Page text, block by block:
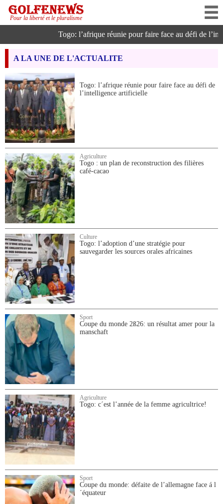
Pour la liberté et le pluralisme
Togo: l’afrique réunie pour faire face au défi de
A LA UNE DE L'ACTUALITE
Togo: l’afrique réunie pour faire face au défi de
l’intelligence artificielle
Agriculture
Togo : un plan de reconstruction des filières
café-cacao
Culture
Togo: l’adoption d’une stratégie pour
sauvegarder les sources orales africaines
Sport
Coupe du monde 2ß26: un résultat amer pour la
manschaft
Agriculture
Togo: c´est l’année de la femme agricultrice!
Sport
Coupe du monde: défaite de l’allemagne face á l
´équateur